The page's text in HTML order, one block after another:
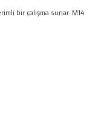
bir çalışma sunar. M14